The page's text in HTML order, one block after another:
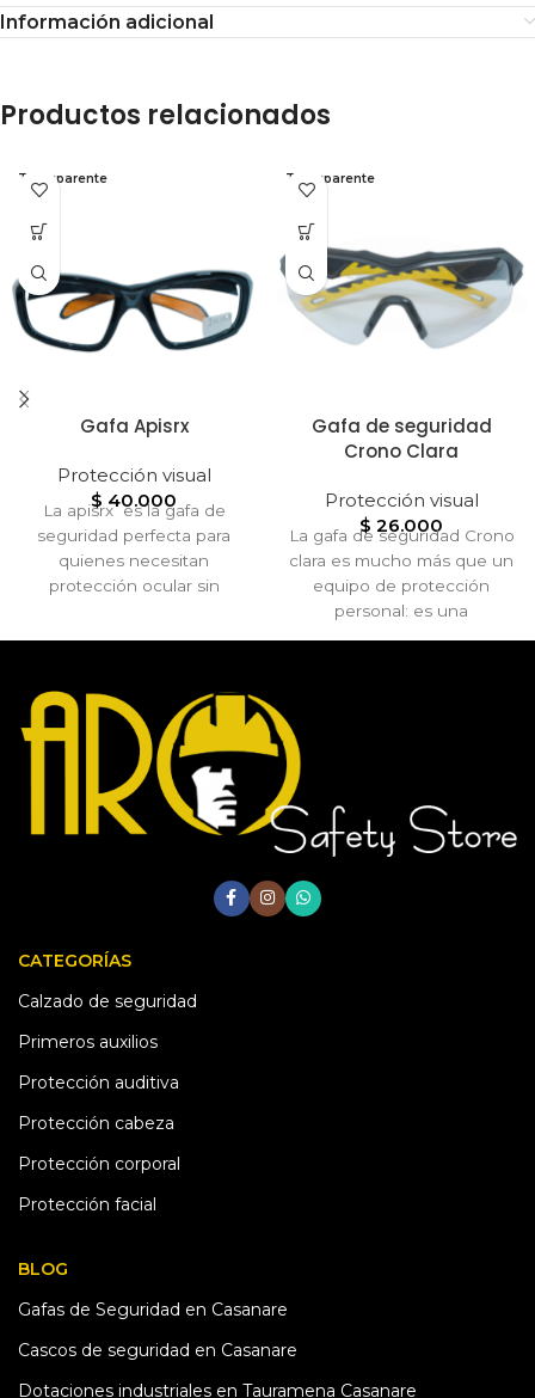
Información adicional
Productos relacionados
Transparente
Gafa Apisrx
Protección visual
$ 40.000
La apisrx es la gafa de
seguridad perfecta para
quienes necesitan
protección ocular sin
Transparente
Gafa de seguridad
Crono Clara
Protección visual
$ 26.000
La gafa de seguridad Crono
clara es mucho más que un
equipo de protección
personal: es una
deslumbramiento, mientras
que su diseño ergonómico
garantiza comodidad
durante largas jornadas
CATEGORÍAS
Calzado de seguridad
Primeros auxilios
Protección auditiva
Protección cabeza
Protección corporal
Protección facial
BLOG
Gafas de Seguridad en Casanare
Cascos de seguridad en Casanare
Dotaciones industriales en Tauramena Casanare